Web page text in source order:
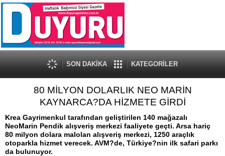
SON DAKİKA KATEGORİLER
80 MİLYON DOLARLIK NEO MARİN
KAYNARCA?DA HİZMETE GİRDİ
Krea Gayrimenkul tarafından geliştirilen 140 mağazalı
NeoMarin Pendik alışveriş merkezi faaliyete geçti. Arsa hariç
80 milyon dolara malolan alışveriş merkezi, 1250 araçlık
otoparkla hizmet verecek. AVM?de, Türkiye?nin ilk safari parkı
da bulunuyor.